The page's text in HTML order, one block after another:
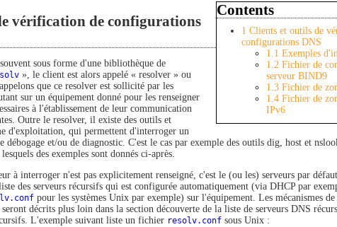
Contents
1 Clients et outils de
configurations DNS
1.1 Exemples
1.2 Fichier de
serveur BIND9
1.3 Fichier de
1.4 Fichier de
IPv6
vérification de configurations
sous forme d'une bibliothèque de
», le client est alors appelé « resolver » ou
que ce resolver est sollicité par les
sur un équipement donné pour les renseigner
à l'établissement de leur communication
Outre le resolver, il existe des outils et
d'exploitation, qui permettent d'interroger un
débogage et/ou de diagnostic. C'est le cas par exemple des outils dig, host et
des exemples sont donnés ci-après.
à interroger n'est pas explicitement renseigné, c'est le (ou les) serveurs par
des serveurs récursifs qui est configurée automatiquement (via DHCP par
pour les systèmes Unix par exemple) sur l'équipement. Les mécanismes
décrits plus loin dans la section découverte de la liste de serveurs DNS
L'exemple suivant liste un fichier resolv.conf sous Unix :